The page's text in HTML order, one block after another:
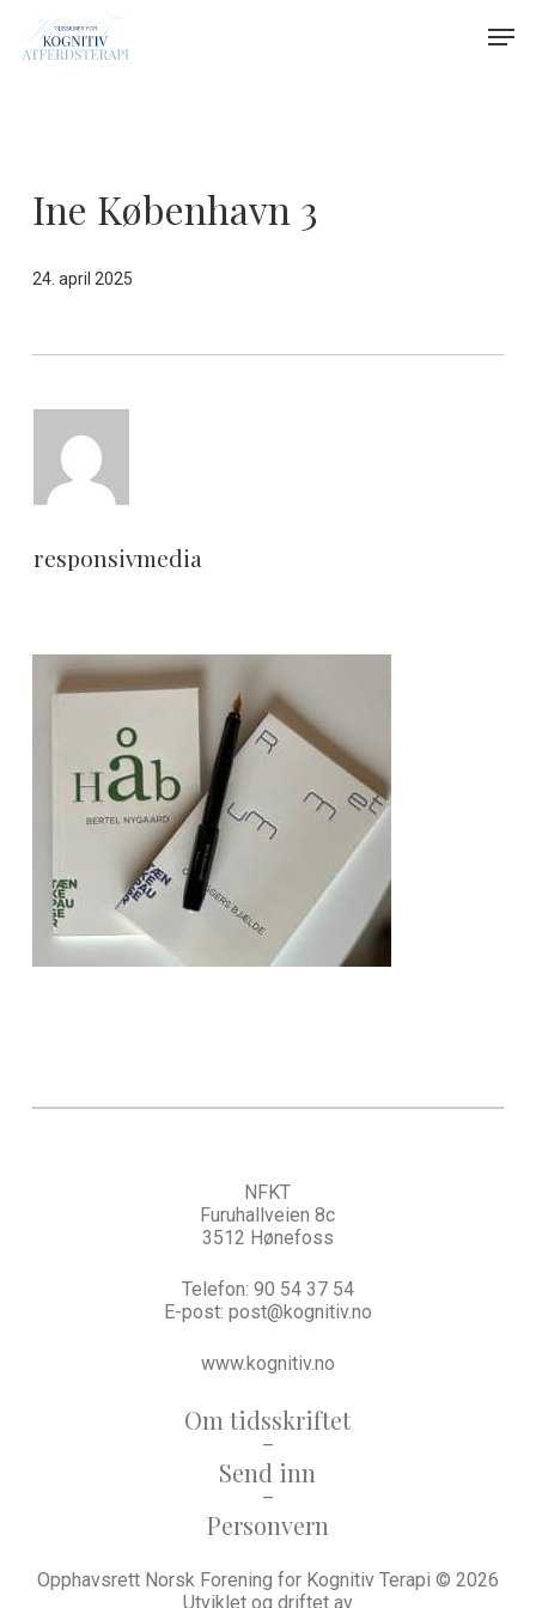
Ine København 3
24. april 2025
responsivmedia
Om tidsskriftet
–
Send inn
–
Personvern
Opphavsrett Norsk Forening for Kognitiv Terapi © 2026
Utviklet og driftet av
NFKT
Furuhallveien 8c
3512 Hønefoss
Telefon: 90 54 37 54
E-post: post@kognitiv.no
www.kognitiv.no